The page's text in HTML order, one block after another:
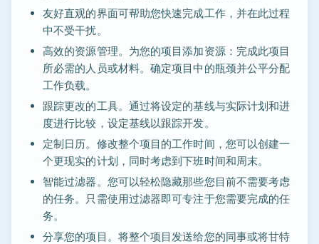
友好直观的界面可帮助您快速完成工作，并在此过程
中不受干扰。
高效的资源管理。为您的项目添加资源：完成此项目
所必需的人员或材料。确定项目中的瓶颈并公平分配
工作负载。
跟踪更改的工具。通过将设定的基线与实际计划和进
度进行比较，设定基线以跟踪开发。
定制日历。修改整个项目的工作时间，您可以创建一
个更现实的计划，同时考虑到下班时间和周末。
智能过滤器。您可以轻松隐藏那些您目前不需要考虑
的任务。只需使用过滤器即可专注于您需要完成的任
务。
分享您的项目。将整个项目发送给您的同事或将甘特